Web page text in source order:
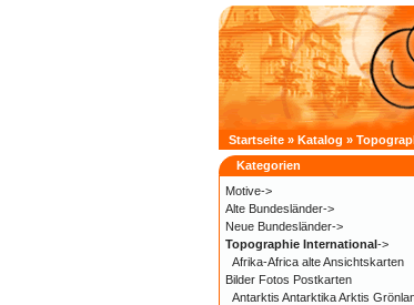
Startseite » Katalog »
Kategorien
Motive->
Alte Bundesländer->
Neue Bundesländer->
Topographie International->
Afrika-Africa alte Ansichtskarten
Bilder Fotos Postkarten
Antarktis Antarktika Arktis